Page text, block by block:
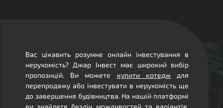
Вас цікавить розумне онлайн інвестування в
нерухомість? Джар Інвест має широкий вибір
пропозицій. Ви можете купити котедждля
перепродажу або інвестувати в нерухомість ще
до завершення будівництва. На нашій платформі
ви знайдете безліч можливостей та варіантів,